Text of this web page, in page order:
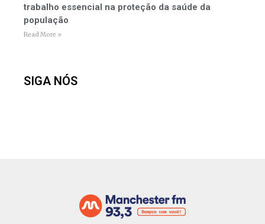
trabalho essencial na proteção da saúde da
população
Read More »
SIGA NÓS